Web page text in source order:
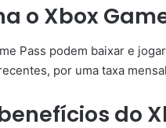
o Xbox
Pass podem baixar e
por uma taxa
do